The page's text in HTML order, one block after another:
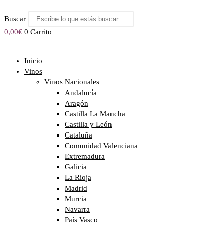
Buscar
0,00€ 0 Carrito
Inicio
Vinos
Vinos Nacionales
Andalucía
Aragón
Castilla La Mancha
Castilla y León
Cataluña
Comunidad Valenciana
Extremadura
Galicia
La Rioja
Madrid
Murcia
Navarra
País Vasco